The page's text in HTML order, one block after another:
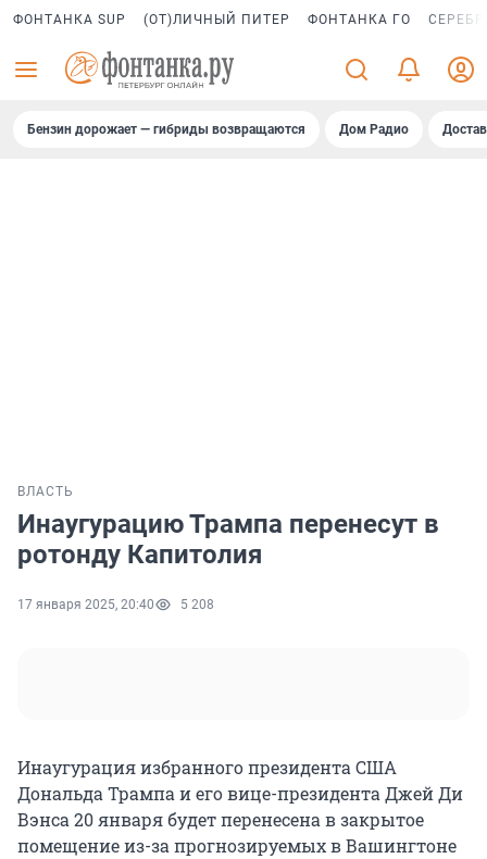
ФОНТАНКА SUP (ОТ)ЛИЧНЫЙ ПИТЕР ФОНТАНКА ГО
Бензин дорожает — гибриды возвращаются Дом Радио
ВЛАСТЬ
Инаугурацию Трампа перенесут в
ротонду Капитолия
17 января 2025, 20:40 5 208
Инаугурация избранного президента США
Дональда Трампа и его вице-президента Джей Ди
Вэнса 20 января будет перенесена в закрытое
помещение из-за прогнозируемых в Вашингтоне